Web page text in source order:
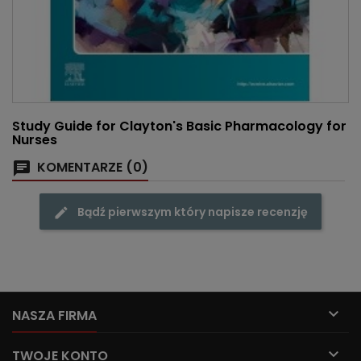
Study Guide for Clayton's Basic Pharmacology for
Nurses
KOMENTARZE (0)
Bądź pierwszym który napisze recenzję
NASZA FIRMA 
TWOJE KONTO 